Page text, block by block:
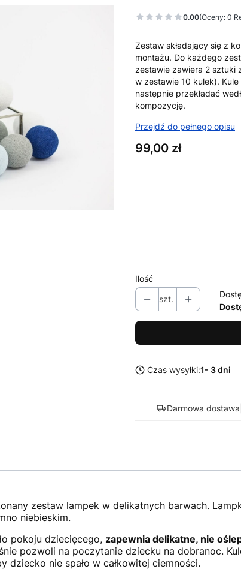
0.00(Oceny: 0
Zestaw składający się z
montażu. Do każdego
zestawie zawiera 2 sztuki
w zestawie 10 kulek).
następnie przekładać
kompozycję.
Przejdź do pełnego opisu
Cena
99,00 zł
Ilość
szt.
Czas wysyłki:1- 3 dni
Darmowa dostawa
zestaw lampek w delikatnych barwach.
niebieskim.
pokoju dziecięcego, zapewnia delikatne, nie
pozwoli na poczytanie dziecku na dobranoc.
dziecko nie spało w całkowitej ciemności.